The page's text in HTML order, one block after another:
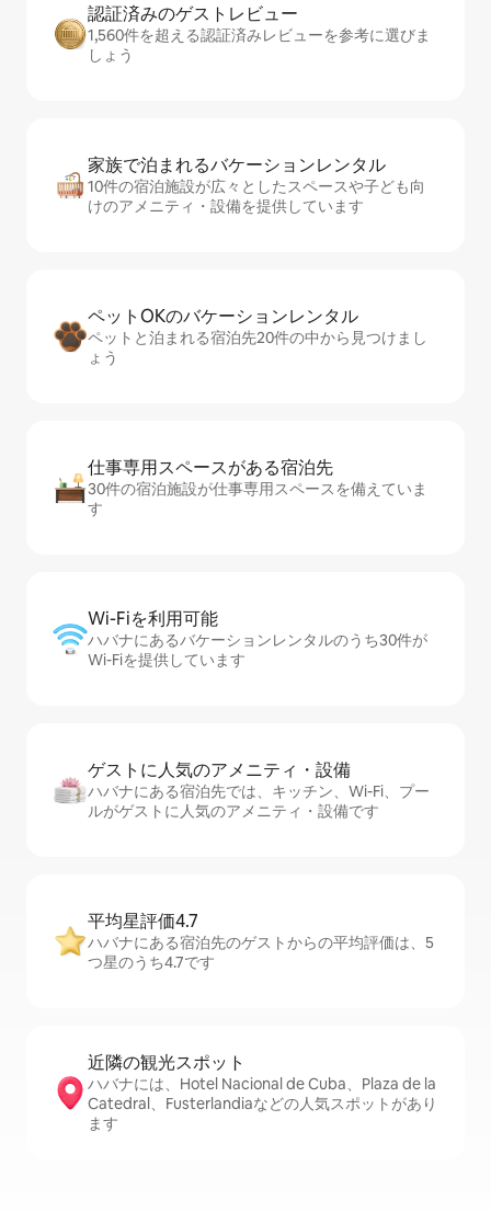
認証済みのゲ⁠ス⁠ト⁠レ⁠ビ⁠ュ⁠ー
1,560件を超える認証済みレビューを参考に選びま
しょう
家族で泊まれるバ⁠ケ⁠ー⁠シ⁠ョ⁠ンレ⁠ン⁠タ⁠ル
10件の宿泊施設が広々としたスペースや子ども向
けのアメニティ・設備を提供しています
ペットOKのバ⁠ケ⁠ー⁠シ⁠ョ⁠ンレ⁠ン⁠タ⁠ル
ペットと泊まれる宿泊先20件の中から見つけまし
ょう
仕事専用ス⁠ペ⁠ー⁠スがあ⁠る宿⁠泊⁠先
30件の宿泊施設が仕事専用スペースを備えていま
す
Wi-Fiを利⁠用⁠可⁠能
ハバナにあるバケーションレンタルのうち30件が
Wi-Fiを提供しています
ゲストに人⁠気⁠のア⁠メ⁠ニ⁠テ⁠ィ・設⁠備
ハバナにある宿泊先では、キッチン、Wi-Fi、プー
ルがゲストに人気のアメニティ・設備です
平均星評価4.7
ハバナにある宿泊先のゲストからの平均評価は、5
つ星のうち4.7です
近隣の観光ス⁠ポ⁠ッ⁠ト
ハバナには、Hotel Nacional de Cuba、Plaza de la
Catedral、Fusterlandiaなどの人気スポットがあり
ます